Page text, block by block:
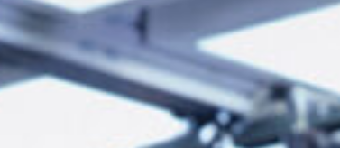
de clasificación
de transporte y
de calidad y datos